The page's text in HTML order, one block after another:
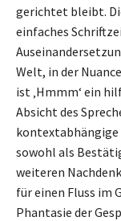
gerichtet bleibt.
einfaches
Welt, in der
ist ‚Hmmm‘ ein
Absicht des
kontextabhängige
sowohl als
weiteren
für einen Fluss im
Phantasie der